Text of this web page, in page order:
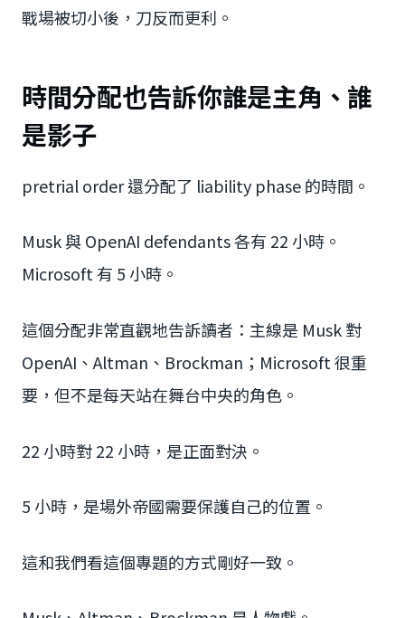
戰場被切小後，刀反而更利。
時間分配也告訴你誰是主角、誰
是影子
pretrial order 還分配了 liability phase 的時間。
Musk 與 OpenAI defendants 各有 22 小時。
Microsoft 有 5 小時。
這個分配非常直觀地告訴讀者：主線是 Musk 對
OpenAI、Altman、Brockman；Microsoft 很重
要，但不是每天站在舞台中央的角色。
22 小時對 22 小時，是正面對決。
5 小時，是場外帝國需要保護自己的位置。
這和我們看這個專題的方式剛好一致。